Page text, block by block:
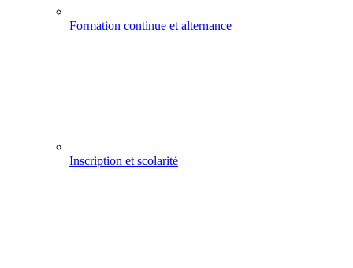
Formation continue et alternance
Inscription et scolarité